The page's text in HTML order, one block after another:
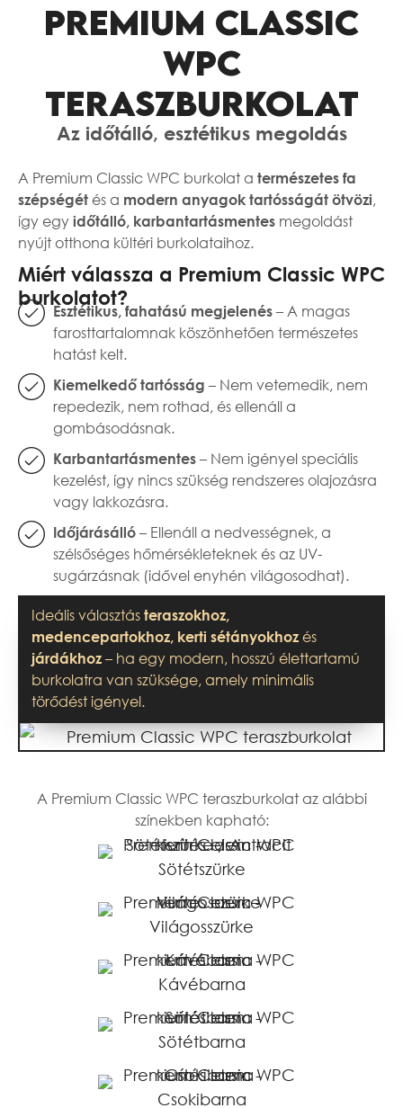
PREMIUM CLASSIC
WPC
TERASZBURKOLAT
Az időtálló, esztétikus megoldás
A Premium Classic WPC burkolat a természetes fa
szépségét és a modern anyagok tartósságát ötvözi,
így egy időtálló, karbantartásmentes megoldást
nyújt otthona kültéri burkolataihoz.
Miért válassza a Premium Classic WPC
burkolatot?
Esztétikus, fahatású megjelenés– A magas
farosttartalomnak köszönhetően természetes
hatást kelt.
Kiemelkedő tartósság – Nem vetemedik, nem
repedezik, nem rothad, és ellenáll a
gombásodásnak.
Karbantartásmentes– Nem igényel speciális
kezelést, így nincs szükség rendszeres olajozásra
vagy lakkozásra.
Időjárásálló– Ellenáll a nedvességnek, a
szélsőséges hőmérsékleteknek és az UV-
sugárzásnak (idővel enyhén világosodhat).
Ideális választás teraszokhoz,
medencepartokhoz, kerti sétányokhoz és
járdákhoz – ha egy modern, hosszú élettartamú
burkolatra van szüksége, amely minimális
törődést igényel.
A Premium Classic WPC teraszburkolat az alábbi
színekben kapható:
Sötétszürke
Világosszürke
Kávébarna
Sötétbarna
Csokibarna